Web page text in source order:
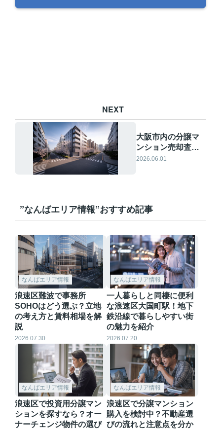
NEXT
大阪市内の分譲マ
ンション売却査定
は？相場を理解し
2026.06.01
”なんばエリア情報”おすすめ記事
なんばエリア情報
浪速区難波で事務所
SOHOはどう選ぶ？立地
の考え方と賃料相場を解
説
2026.07.30
なんばエリア情報
一人暮らしと同棲に便利
な浪速区大国町駅！地下
鉄沿線で暮らしやすい街
の魅力を紹介
2026.07.20
なんばエリア情報
浪速区で投資用分譲マン
ションを探すなら？オー
ナーチェンジ物件の選び
なんばエリア情報
浪速区で分譲マンション
購入を検討中？不動産選
びの流れと注意点を分か